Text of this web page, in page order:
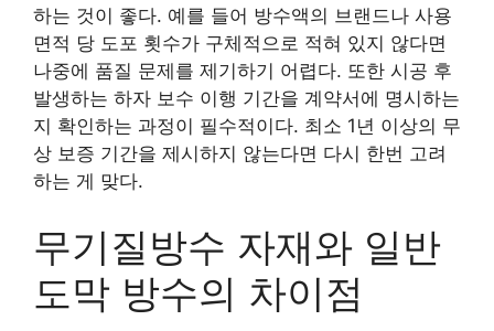
하는 것이 좋다. 예를 들어 방수액의 브랜드나 사용
면적 당 도포 횟수가 구체적으로 적혀 있지 않다면
나중에 품질 문제를 제기하기 어렵다. 또한 시공 후
발생하는 하자 보수 이행 기간을 계약서에 명시하는
지 확인하는 과정이 필수적이다. 최소 1년 이상의 무
상 보증 기간을 제시하지 않는다면 다시 한번 고려
하는 게 맞다.
무기질방수 자재와 일반
도막 방수의 차이점